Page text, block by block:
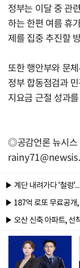
정부는 이달 중 관
하는 한편 여름 휴
제를 집중 추진할
또한 행안부와 문
정부 합동점검과
지요금 근절 성과
◎공감언론 뉴시스